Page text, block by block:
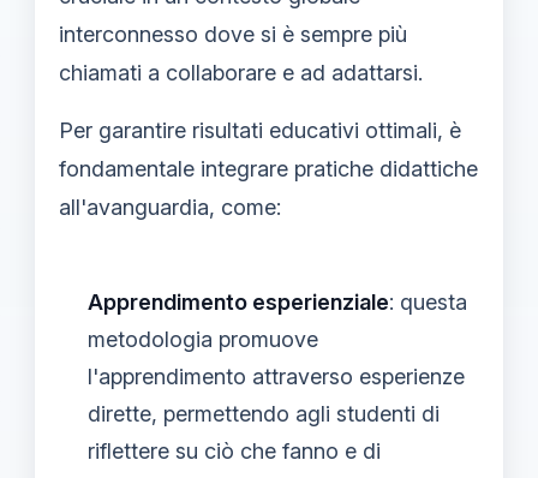
interconnesso dove si è sempre più
chiamati a collaborare e ad adattarsi.
Per garantire risultati educativi ottimali, è
fondamentale integrare pratiche didattiche
all'avanguardia, come:
Apprendimento esperienziale: questa
metodologia promuove
l'apprendimento attraverso esperienze
dirette, permettendo agli studenti di
riflettere su ciò che fanno e di